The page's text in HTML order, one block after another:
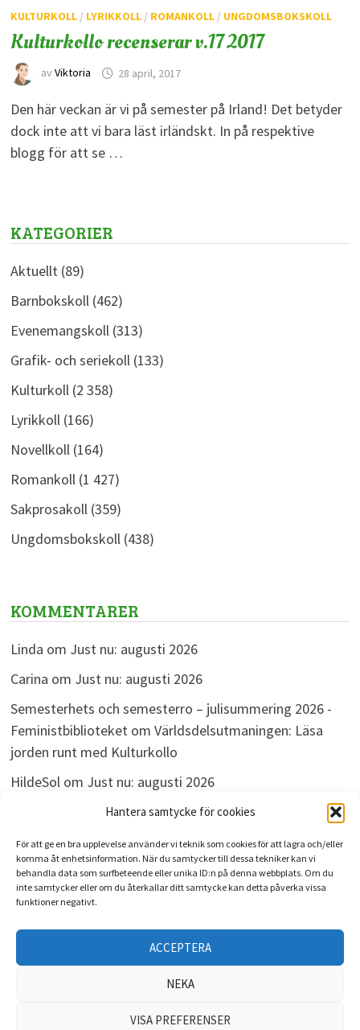
Hantera samtycke för cookies
För att ge en bra upplevelse använder vi teknik som cookies för att lagra och/eller
komma åt enhetsinformation. När du samtycker till dessa tekniker kan vi
behandla data som surfbeteende eller unika ID:n på denna webbplats. Om du
inte samtycker eller om du återkallar ditt samtycke kan detta påverka vissa
funktioner negativt.
ACCEPTERA
NEKA
VISA PREFERENSER
KULTURKOLL/ LYRIKKOLL/ ROMANKOLL/ UNGDOMSBOKSKOLL
Kulturkollo recenserar v.17 2017
av Viktoria 28 april, 2017
Den här veckan är vi på semester på Irland! Det betyder
dock inte att vi bara läst irländskt. In på respektive
blogg för att se …
KATEGORIER
Aktuellt(89)
Barnbokskoll(462)
Evenemangskoll(313)
Grafik- och seriekoll(133)
Kulturkoll(2 358)
Lyrikkoll(166)
Novellkoll(164)
Romankoll(1 427)
Sakprosakoll(359)
Ungdomsbokskoll(438)
KOMMENTARER
Linda om Just nu: augusti 2026
Carina om Just nu: augusti 2026
Semesterhets och semesterro – julisummering 2026 -
Feministbiblioteketom Världsdelsutmaningen: Läsa
jorden runt med Kulturkollo
HildeSolom Just nu: augusti 2026
omJust nu: augusti 2026
ARKIV